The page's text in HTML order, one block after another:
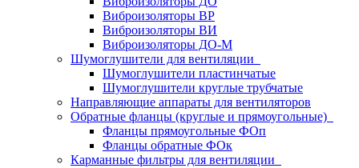
Виброизоляторы ВР
Виброизоляторы ВИ
Виброизоляторы ДО-М
Шумоглушители для вентиляции
Шумоглушители пластинчатые
Шумоглушители круглые трубчатые
Направляющие аппараты для вентиляторов
Обратные фланцы (круглые и прямоугольные)
Фланцы прямоугольные ФОп
Фланцы обратные ФОк
Карманные фильтры для вентиляции